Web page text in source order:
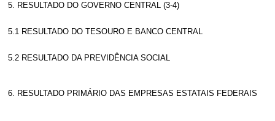
5. RESULTADO DO GOVERNO CENTRAL (3-4)
5.1 RESULTADO DO TESOURO E BANCO CENTRAL
5.2 RESULTADO DA PREVIDÊNCIA SOCIAL
6. RESULTADO PRIMÁRIO DAS EMPRESAS ESTATAIS FEDERAIS